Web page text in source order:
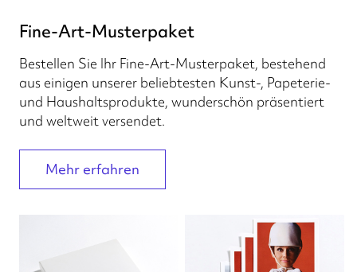
Fine-Art-Musterpaket
Bestellen Sie Ihr Fine-Art-Musterpaket, bestehend
aus einigen unserer beliebtesten Kunst-, Papeterie-
und Haushaltsprodukte, wunderschön präsentiert
und weltweit versendet.
Mehr erfahren